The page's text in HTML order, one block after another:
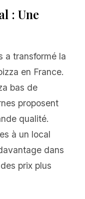
: Une
a transformé la
en France.
bas de
proposent
qualité.
à un local
dans
prix plus